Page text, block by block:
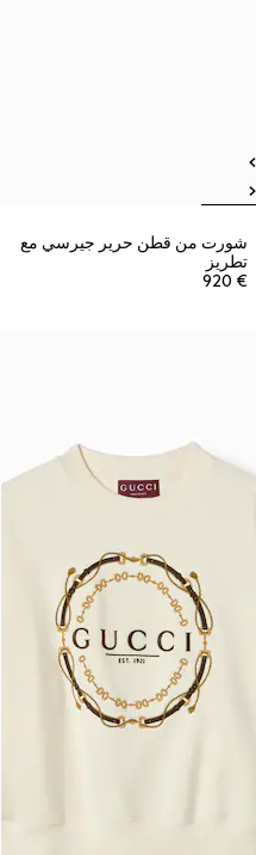
شورت من قطن حرير جيرسي مع
تطريز
€ 920